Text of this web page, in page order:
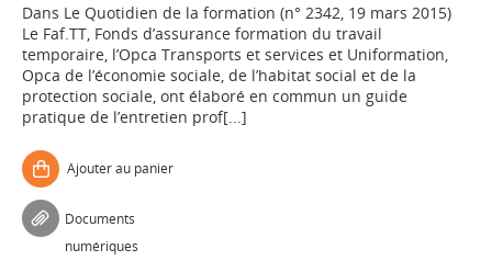
Dans Le Quotidien de la formation (n° 2342, 19 mars 2015)
Le Faf.TT, Fonds d’assurance formation du travail
temporaire, l’Opca Transports et services et Uniformation,
Opca de l’économie sociale, de l’habitat social et de la
protection sociale, ont élaboré en commun un guide
pratique de l’entretien prof[...]
Ajouter au panier
Documents
numériques